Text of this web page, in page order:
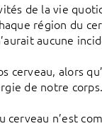
de la vie
région du
aucune
cerveau, alors
de notre
cerveau n’est